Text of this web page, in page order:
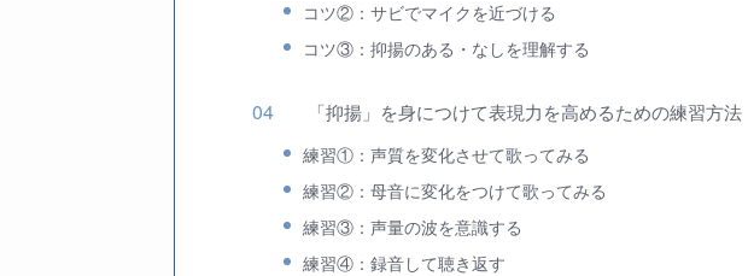
コツ②：サビでマイクを近づける
コツ③：抑揚のある・なしを理解する
「抑揚」を身につけて表現力を高めるための練習方法
練習①：声質を変化させて歌ってみる
練習②：母音に変化をつけて歌ってみる
練習③：声量の波を意識する
練習④：録音して聴き返す